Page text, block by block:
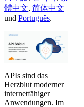
體中文, 简体中文
und Português.
APIs sind das
Herzblut moderner
internetfähiger
Anwendungen. Im